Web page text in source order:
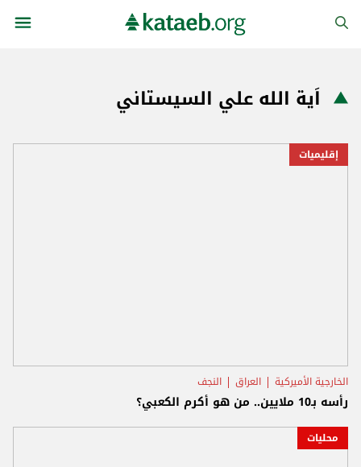
اَية الله علي السيستاني
إقليميات
الخارجية الأميركية العراق النجف
رأسه بـ10 ملايين.. من هو أكرم الكعبي؟
محليات